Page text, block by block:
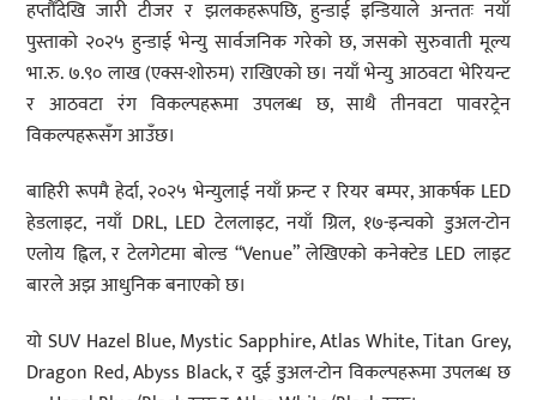
हप्तौँदेखि जारी टीजर र झलकहरूपछि, हुन्डाई इन्डियाले अन्ततः नयाँ
पुस्ताको २०२५ हुन्डाई भेन्यु सार्वजनिक गरेको छ, जसको सुरुवाती मूल्य
भा.रु. ७.९० लाख (एक्स-शोरुम) राखिएको छ। नयाँ भेन्यु आठवटा भेरियन्ट
र आठवटा रंग विकल्पहरूमा उपलब्ध छ, साथै तीनवटा पावरट्रेन
विकल्पहरूसँग आउँछ।
बाहिरी रूपमै हेर्दा, २०२५ भेन्युलाई नयाँ फ्रन्ट र रियर बम्पर, आकर्षक LED
हेडलाइट, नयाँ DRL, LED टेललाइट, नयाँ ग्रिल, १७-इन्चको डुअल-टोन
एलोय ह्विल, र टेलगेटमा बोल्ड “Venue” लेखिएको कनेक्टेड LED लाइट
बारले अझ आधुनिक बनाएको छ।
यो SUV Hazel Blue, Mystic Sapphire, Atlas White, Titan Grey,
Dragon Red, Abyss Black, र दुई डुअल-टोन विकल्पहरूमा उपलब्ध छ